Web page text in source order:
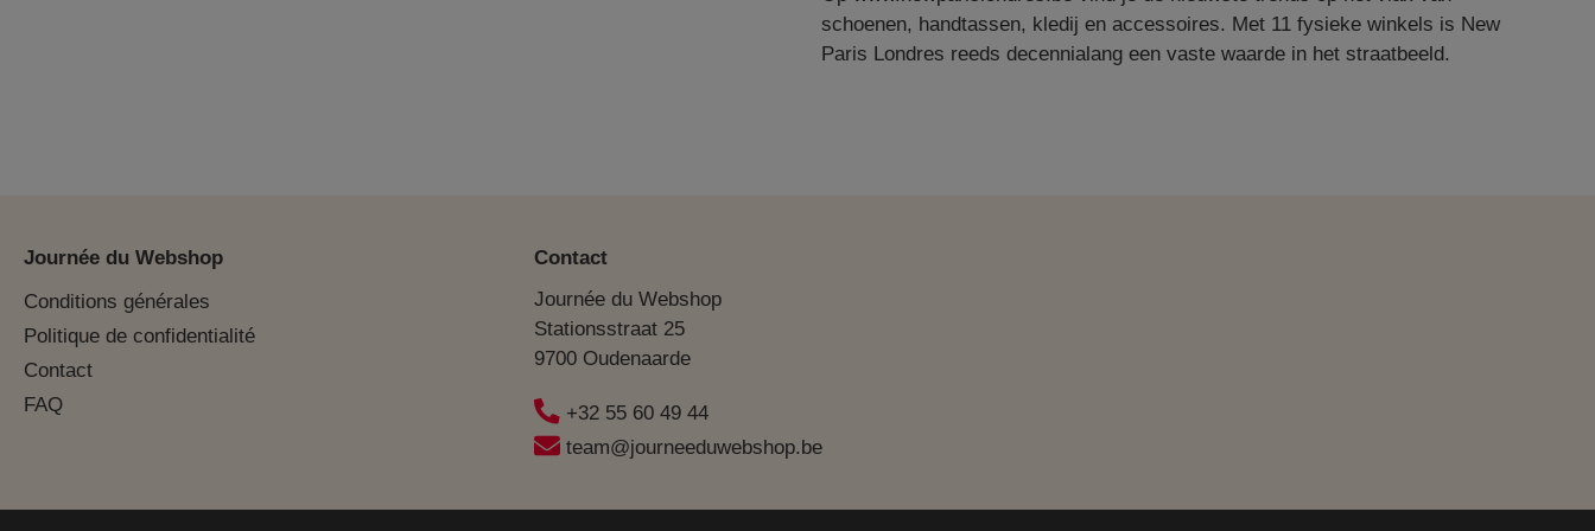
schoenen, handtassen, kledij en accessoires. Met 11 fysieke winkels is New
Paris Londres reeds decennialang een vaste waarde in het straatbeeld.
Journée du Webshop
Conditions générales
Politique de confidentialité
Contact
FAQ
Contact
Journée du Webshop
Stationsstraat 25
9700 Oudenaarde
+32 55 60 49 44
team@journeeduwebshop.be